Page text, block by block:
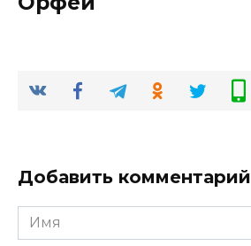
Добавить комментарий
Имя
*